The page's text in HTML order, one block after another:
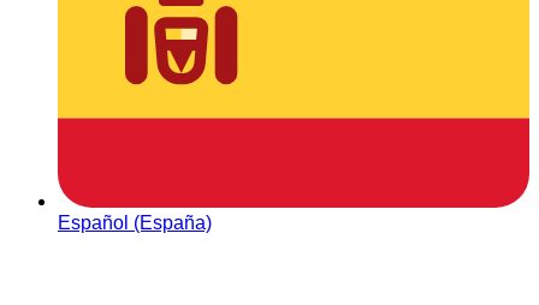
Español (España)